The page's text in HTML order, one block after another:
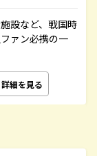
設など、戦国時
ァン必携の一
詳細を見る